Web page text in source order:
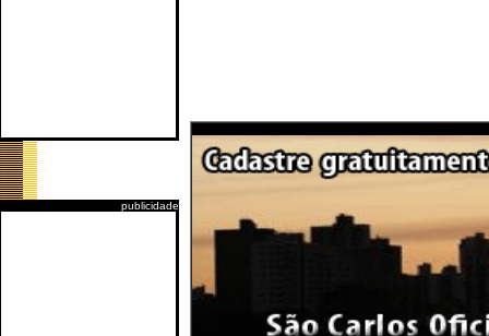
publicidade